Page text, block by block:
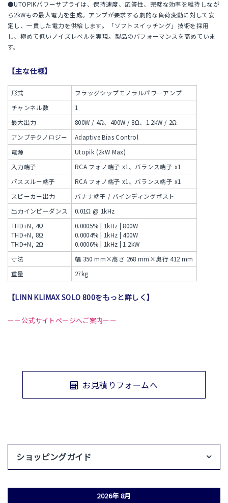
●UTOPIKパワーサプライは、保持速度、応答性、完璧な効率を維持しなが
ら2kWもの最大電力を生成。アンプが要求する劇的な負荷変動に対して安
定し、一貫した電力を供給します。「ソフトスイッチング」技術を採用
し、極めて低いノイズレベルを実現。製品のパフォーマンスを高めていま
す。
【主な仕様】
形式
フラッグシップモノラルパワーアンプ
チャンネル数
1
最大出力
800W / 4Ω、400W / 8Ω、1.2kW / 2Ω
アンプテクノロジー
Adaptive Bias Control
電源
Utopik (2kW Max)
入力端子
RCA フォノ端子 x1、バランス端子 x1
パススルー端子
RCA フォノ端子 x1、バランス端子 x1
スピーカー出力
バナナ端子 / バインディングポスト
出力インピーダンス
0.01Ω @ 1kHz
THD+N, 4Ω
THD+N, 8Ω
THD+N, 2Ω
0.0005% | 1kHz | 800W
0.0004% | 1kHz | 400W
0.0006% | 1kHz | 1.2kW
寸法
幅 350 mm×高さ 268 mm×奥行 412 mm
重量
27kg
【LINN KLIMAX SOLO 800をもっと詳しく】
ーー公式サイトページへご案内ーー
お見積りフォームへ
ショッピングガイド
2026年 8月